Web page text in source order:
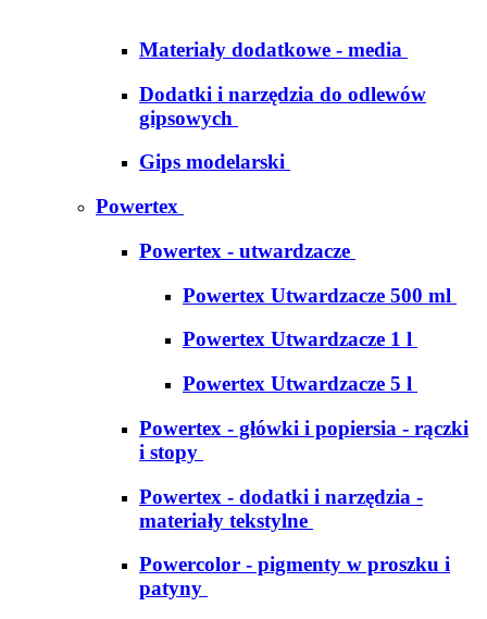
Materiały dodatkowe - media
Dodatki i narzędzia do odlewów
gipsowych
Gips modelarski
Powertex
Powertex - utwardzacze
Powertex Utwardzacze 500 ml
Powertex Utwardzacze 1 l
Powertex Utwardzacze 5 l
Powertex - główki i popiersia - rączki
i stopy
Powertex - dodatki i narzędzia -
materiały tekstylne
Powercolor - pigmenty w proszku i
patyny